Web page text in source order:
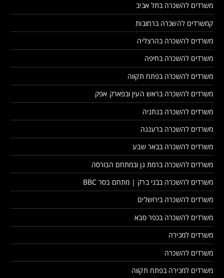
משרדים להשכרה בתל אביב
קמשרדים להשכרה ברחובות
משרדים להשכרה בהרצליה
משרדים להשכרה בחיפה
משרדים להשכרה בפתח תקווה
משרדים להשכרה בראש העין ובפארק אפק
משרדים להשכרה בנתניה
משרדים להשכרה ברעננה
משרדים להשכרה בבאר שבע
משרדים להשכרה ברמת גן ובמתחם הבורסה
משרדים להשכרה בבני ברק | מתחם בסר BBC
משרדים להשכרה בירושלים
משרדים להשכרה בכפר סבא
משרדים למכירה
משרדים להשכרה
משרדים למכירה בפתח תקווה